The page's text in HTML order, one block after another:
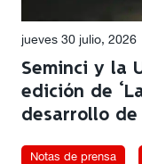
jueves 30 julio, 2026
Seminci y la
edición de
desarrollo de
Notas de prensa